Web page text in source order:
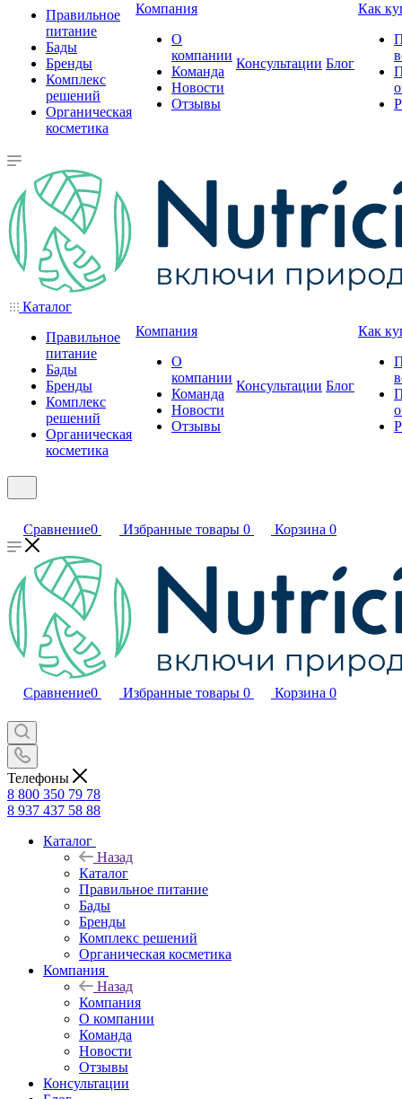
Правильное
питание
Бады
Бренды
Комплекс
решений
Органическая
косметика
Компания
О
компании
Команда
Новости
Отзывы
Консультации Блог
Как
Каталог
Правильное
питание
Бады
Бренды
Комплекс
решений
Органическая
косметика
Компания
О
компании
Команда
Новости
Отзывы
Консультации Блог
Как
Сравнение0 Избранные товары 0 Корзина 0
Сравнение0 Избранные товары 0 Корзина 0
Телефоны
8 800 350 79 78
8 937 437 58 88
Каталог
Назад
Каталог
Правильное питание
Бады
Бренды
Комплекс решений
Органическая косметика
Компания
Назад
Компания
О компании
Команда
Новости
Отзывы
Консультации